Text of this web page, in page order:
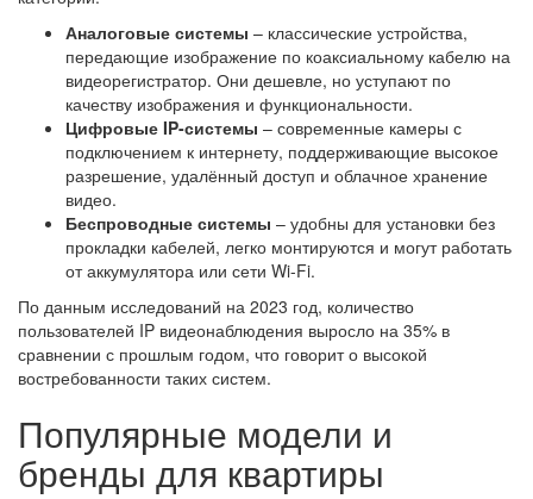
Аналоговые системы – классические устройства,
передающие изображение по коаксиальному кабелю на
видеорегистратор. Они дешевле, но уступают по
качеству изображения и функциональности.
Цифровые IP-системы – современные камеры с
подключением к интернету, поддерживающие высокое
разрешение, удалённый доступ и облачное хранение
видео.
Беспроводные системы – удобны для установки без
прокладки кабелей, легко монтируются и могут работать
от аккумулятора или сети Wi-Fi.
По данным исследований на 2023 год, количество
пользователей IP видеонаблюдения выросло на 35% в
сравнении с прошлым годом, что говорит о высокой
востребованности таких систем.
Популярные модели и
бренды для квартиры